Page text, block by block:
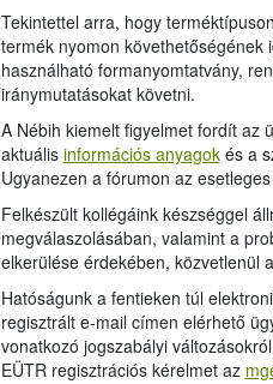
Tekintettel arra, hogy
termék nyomon
használható formanyomtatvány,
iránymutatásokat követni.
A Nébih kiemelt figyelmet fordít az
aktuális információs anyagokés a
Ugyanezen a fórumon az
Felkészült kollégáink készséggel
megválaszolásában, valamint a
elkerülése érdekében, közvetlenül
Hatóságunk a fentieken túl
regisztrált e-mail címen elérhető
vonatkozó jogszabályi
EÜTR regisztrációs kérelmet az